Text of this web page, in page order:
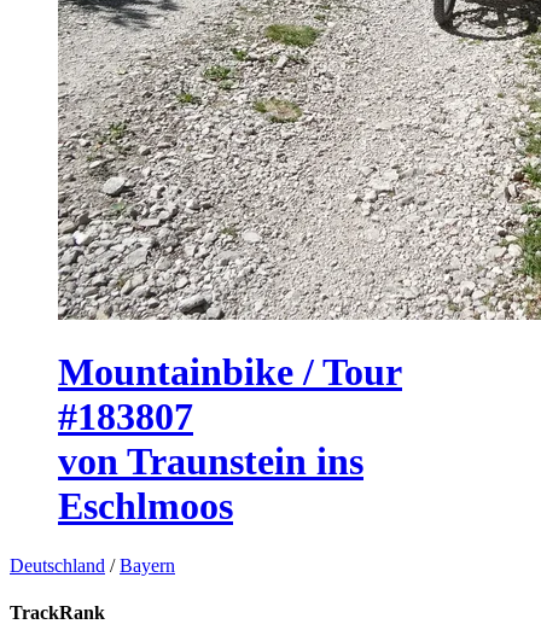
Mountainbike / Tour
#183807
von Traunstein ins
Eschlmoos
Deutschland /Bayern
TrackRank